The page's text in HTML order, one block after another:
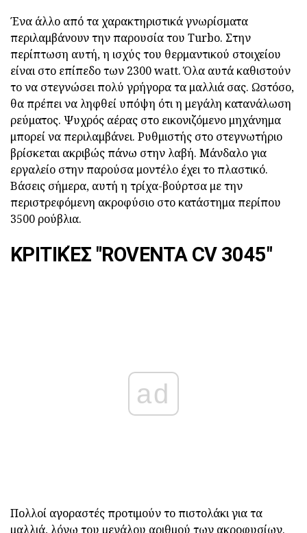
Ένα άλλο από τα χαρακτηριστικά γνωρίσματα
περιλαμβάνουν την παρουσία του Turbo. Στην
περίπτωση αυτή, η ισχύς του θερμαντικού στοιχείου
είναι στο επίπεδο των 2300 watt. Όλα αυτά καθιστούν
το να στεγνώσει πολύ γρήγορα τα μαλλιά σας. Ωστόσο,
θα πρέπει να ληφθεί υπόψη ότι η μεγάλη κατανάλωση
ρεύματος. Ψυχρός αέρας στο εικονιζόμενο μηχάνημα
μπορεί να περιλαμβάνει. Ρυθμιστής στο στεγνωτήριο
βρίσκεται ακριβώς πάνω στην λαβή. Μάνδαλο για
εργαλείο στην παρούσα μοντέλο έχει το πλαστικό.
Βάσεις σήμερα, αυτή η τρίχα-βούρτσα με την
περιστρεφόμενη ακροφύσιο στο κατάστημα περίπου
3500 ρούβλια.
ΚΡΙΤΙΚΈΣ "ROVENTA CV 3045"
ad
Πολλοί αγοραστές προτιμούν το πιστολάκι για τα
μαλλιά, λόγω του μεγάλου αριθμού των ακροφυσίων.